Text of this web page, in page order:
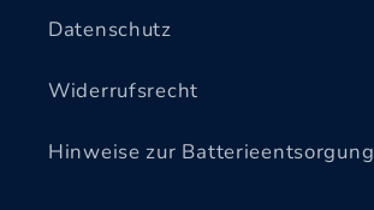
Datenschutz
Widerrufsrecht
Hinweise zur Batterieentsorgung